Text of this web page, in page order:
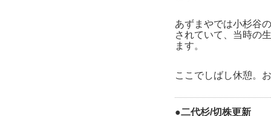
あずまやでは小杉谷
されていて、当時の
ます。
ここでしばし休憩。
●二代杉/切株更新